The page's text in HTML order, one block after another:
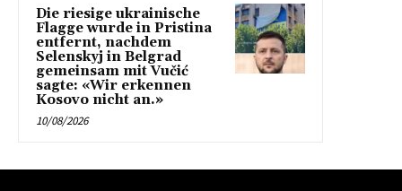
Die riesige ukrainische
Flagge wurde in Pristina
entfernt, nachdem
Selenskyj in Belgrad
gemeinsam mit Vučić
sagte: «Wir erkennen
Kosovo nicht an.»
10/08/2026